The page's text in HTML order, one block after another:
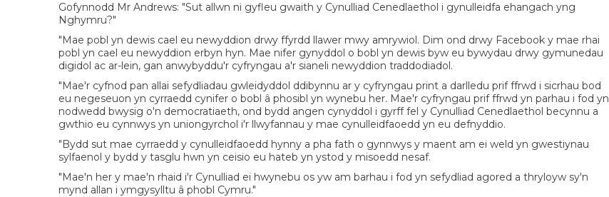
Gofynnodd Mr Andrews: "Sut allwn ni gyfleu gwaith y Cynulliad Cenedlaethol i gynulleidfa ehangach yng
Nghymru?"
"Mae pobl yn dewis cael eu newyddion drwy ffyrdd llawer mwy amrywiol. Dim ond drwy Facebook y mae rhai
pobl yn cael eu newyddion erbyn hyn. Mae nifer gynyddol o bobl yn dewis byw eu bywydau drwy gymunedau
digidol ac ar-lein, gan anwybyddu'r cyfryngau a'r sianeli newyddion traddodiadol.
"Mae'r cyfnod pan allai sefydliadau gwleidyddol ddibynnu ar y cyfryngau print a darlledu prif ffrwd i sicrhau bod
eu negeseuon yn cyrraedd cynifer o bobl â phosibl yn wynebu her. Mae'r cyfryngau prif ffrwd yn parhau i fod yn
nodwedd bwysig o'n democratiaeth, ond bydd angen cynyddol i gyrff fel y Cynulliad Cenedlaethol becynnu a
gwthio eu cynnwys yn uniongyrchol i'r llwyfannau y mae cynulleidfaoedd yn eu defnyddio.
"Bydd sut mae cyrraedd y cynulleidfaoedd hynny a pha fath o gynnwys y maent am ei weld yn gwestiynau
sylfaenol y bydd y tasglu hwn yn ceisio eu hateb yn ystod y misoedd nesaf.
"Mae'n her y mae'n rhaid i'r Cynulliad ei hwynebu os yw am barhau i fod yn sefydliad agored a thryloyw sy'n
mynd allan i ymgysylltu â phobl Cymru."